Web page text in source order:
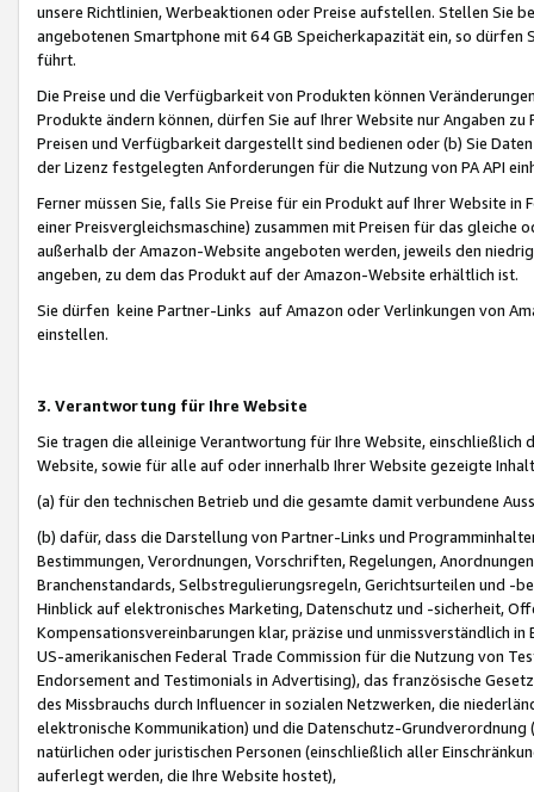
unsere Richtlinien, Werbeaktionen oder Preise aufstellen. Stellen Sie
angebotenen Smartphone mit 64 GB Speicherkapazität ein, so dürfen
führt.
Die Preise und die Verfügbarkeit von Produkten können
Produkte ändern können, dürfen Sie auf Ihrer Website nur Angaben
Preisen und Verfügbarkeit dargestellt sind bedienen oder (b) Sie
der Lizenz festgelegten Anforderungen für die Nutzung von PA API
Ferner müssen Sie, falls Sie Preise für ein Produkt auf Ihrer Website
einer Preisvergleichsmaschine) zusammen mit Preisen für das
außerhalb der Amazon-Website angeboten werden, jeweils den
angeben, zu dem das Produkt auf der Amazon-Website erhältlich ist.
Sie dürfen keine Partner-Links auf Amazon oder Verlinkungen von
einstellen.
3. Verantwortung für Ihre Website
Sie tragen die alleinige Verantwortung für Ihre Website,
Website, sowie für alle auf oder innerhalb Ihrer Website gezeigte
(a) für den technischen Betrieb und die gesamte damit verbundene
(b) dafür, dass die Darstellung von Partner-Links und
Bestimmungen, Verordnungen, Vorschriften, Regelungen,
Branchenstandards, Selbstregulierungsregeln, Gerichtsurteilen und -
Hinblick auf elektronisches Marketing, Datenschutz und -sicherheit,
Kompensationsvereinbarungen klar, präzise und unmissverständlich
US-amerikanischen Federal Trade Commission für die Nutzung von
Endorsement and Testimonials in Advertising), das französische
des Missbrauchs durch Influencer in sozialen Netzwerken, die
elektronische Kommunikation) und die Datenschutz-
natürlichen oder juristischen Personen (einschließlich aller
auferlegt werden, die Ihre Website hostet),